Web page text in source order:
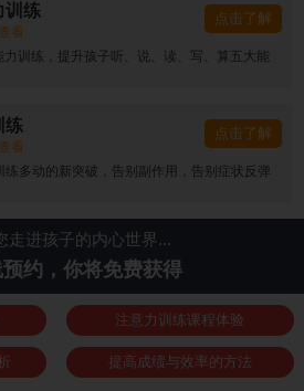
训练
看
力训练，提升孩子听、说、读、写、算五大能
点击了解
练
看
练多动的新突破，告别副作用，告别症状反弹
点击了解
走进孩子的内心世界...
约，你将免费获得
注意力训练课程体验
提高成绩与效率的方法